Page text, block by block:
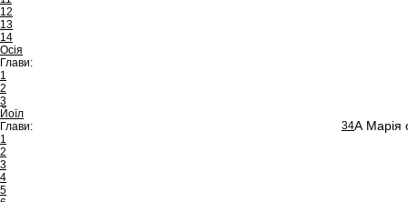
12
13
14
Осія
Глави:
1
2
3
Йоїл
Глави:
1
2
3
4
5
34А Марія